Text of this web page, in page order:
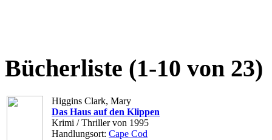
Bücherliste (1-10 von 23)
Higgins Clark, Mary
Das Haus auf den Klippen
Krimi / Thriller von 1995
Handlungsort: Cape Cod